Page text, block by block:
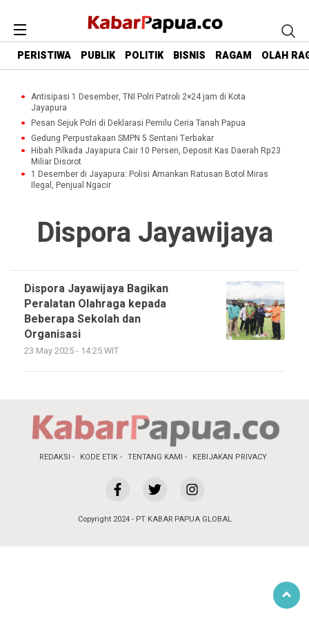
PERISTIWA PUBLIK POLITIK BISNIS RAGAM OLAH
Antisipasi 1 Desember, TNI Polri Patroli 2×24 jam di Kota
Jayapura
Pesan Sejuk Polri di Deklarasi Pemilu Ceria Tanah Papua
Gedung Perpustakaan SMPN 5 Sentani Terbakar
Hibah Pilkada Jayapura Cair 10 Persen, Deposit Kas Daerah Rp23
Miliar Disorot
1 Desember di Jayapura: Polisi Amankan Ratusan Botol Miras
Ilegal, Penjual Ngacir
Dispora Jayawijaya
Dispora Jayawijaya Bagikan
Peralatan Olahraga kepada
Beberapa Sekolah dan
Organisasi
23 May 2025 - 14:25 WIT
REDAKSI KODE ETIK TENTANG KAMI KEBIJAKAN PRIVACY
Copyright 2024 - PT KABAR PAPUA GLOBAL